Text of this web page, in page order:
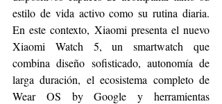
estilo de vida activo como su rutina diaria.
En este contexto, Xiaomi presenta el nuevo
Xiaomi Watch 5, un smartwatch que
combina diseño sofisticado, autonomía de
larga duración, el ecosistema completo de
Wear OS by Google y herramientas